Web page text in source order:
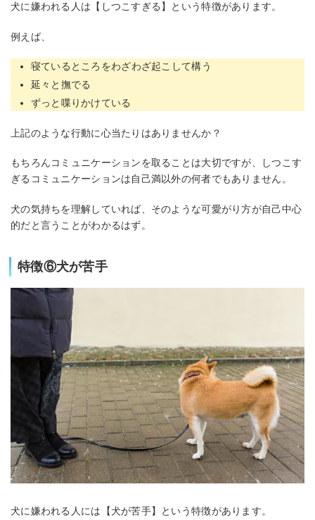
犬に嫌われる人は【しつこすぎる】という特徴があります。
例えば、
寝ているところをわざわざ起こして構う
延々と撫でる
ずっと喋りかけている
上記のような行動に心当たりはありませんか？
もちろんコミュニケーションを取ることは大切ですが、しつこす
ぎるコミュニケーションは自己満以外の何者でもありません。
犬の気持ちを理解していれば、そのような可愛がり方が自己中心
的だと言うことがわかるはず。
特徴⑥犬が苦手
犬に嫌われる人には【犬が苦手】という特徴があります。